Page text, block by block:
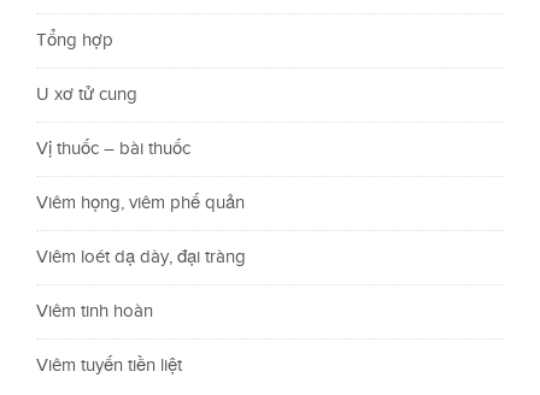
Tổng hợp
U xơ tử cung
Vị thuốc – bài thuốc
Viêm họng, viêm phế quản
Viêm loét dạ dày, đại tràng
Viêm tinh hoàn
Viêm tuyến tiền liệt